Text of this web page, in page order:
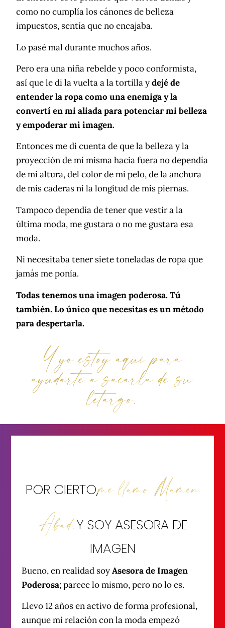
como no cumplía los cánones de belleza
impuestos, sentía que no encajaba.
Lo pasé mal durante muchos años.
Pero era una niña rebelde y poco conformista,
así que le di la vuelta a la tortilla ydejé de
entender la ropa como una enemiga y la
convertí en mi aliada para potenciar mi belleza
y empoderar mi imagen.
Entonces me di cuenta de que la belleza y la
proyección de mí misma hacia fuera no dependía
de mi altura, del color de mi pelo, de la anchura
de mis caderas ni la longitud de mis piernas.
Tampoco dependía de tener que vestir a la
última moda, me gustara o no me gustara esa
moda.
Ni necesitaba tener siete toneladas de ropa que
jamás me ponía.
Todas tenemos una imagen poderosa. Tú
también. Lo único que necesitas es un método
para despertarla.
Y yo estoy aquí para
ayudarte a sacarla de su
letargo.
POR CIERTO,me llamo Mamen
Abad.Y SOY ASESORA DE
IMAGEN
Bueno, en realidad soyAsesora de Imagen
Poderosa; parece lo mismo, pero no lo es.
Llevo 12 años en activo de forma profesional,
aunque mi relación con la moda empezó